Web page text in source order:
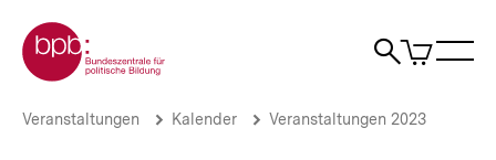
zum
Seiteninhalt
springen
Zur Startseite der bpb
Suche
Artikel
im
KommKon
Brotkrümelnavigation
Pfadnavigation
Veranstaltungen Kalender Veranstaltungen 2023